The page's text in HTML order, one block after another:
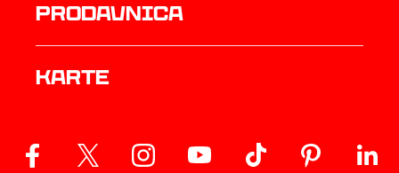
prodavnica
Karte